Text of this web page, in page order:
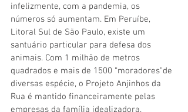
infelizmente, com a pandemia, os
números só aumentam. Em Peruíbe,
Litoral Sul de São Paulo, existe um
santuário particular para defesa dos
animais. Com 1 milhão de metros
quadrados e mais de 1500 “moradores"de
diversas espécie, o Projeto Anjinhos da
Rua é mantido financeiramente pelas
empresas da família idealizadora.